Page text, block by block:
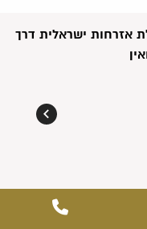
אזרחות ישראלית דרך
המשך קריאה